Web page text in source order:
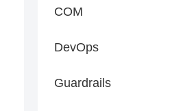
COM
DevOps
Guardrails